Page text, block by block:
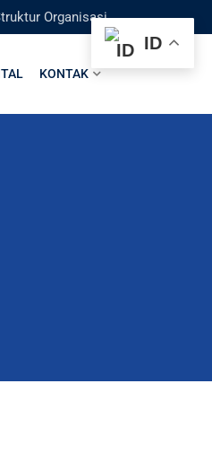
Organisasi
KONTAK
ID